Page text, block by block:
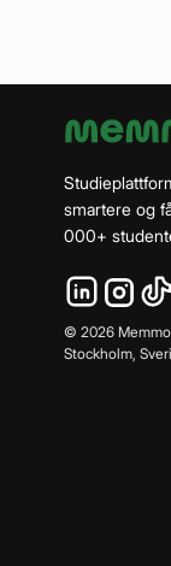
smartere og
000+
© 2026
Stockholm,